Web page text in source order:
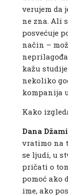
verujem da
ne zna. Ali
posvećuje
način –
kažu
nekoliko
kompanija
Kako
Dana
vratimo na
se ljudi, u
pričati o
pomoć ako
ime, ako